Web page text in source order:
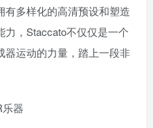
多样化的高清预设和塑造
，Staccato不仅仅是一个
器运动的力量，踏上一段非
器